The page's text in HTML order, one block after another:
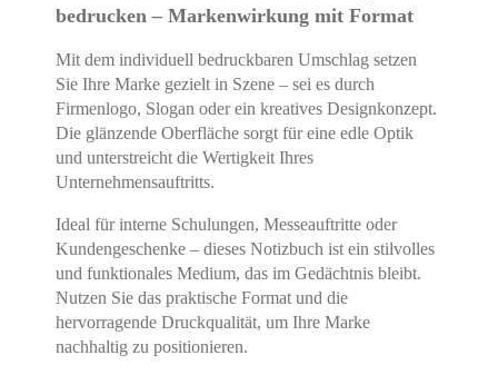
bedrucken – Markenwirkung mit Format
Mit dem individuell bedruckbaren Umschlag setzen
Sie Ihre Marke gezielt in Szene – sei es durch
Firmenlogo, Slogan oder ein kreatives Designkonzept.
Die glänzende Oberfläche sorgt für eine edle Optik
und unterstreicht die Wertigkeit Ihres
Unternehmensauftritts.
Ideal für interne Schulungen, Messeauftritte oder
Kundengeschenke – dieses Notizbuch ist ein stilvolles
und funktionales Medium, das im Gedächtnis bleibt.
Nutzen Sie das praktische Format und die
hervorragende Druckqualität, um Ihre Marke
nachhaltig zu positionieren.